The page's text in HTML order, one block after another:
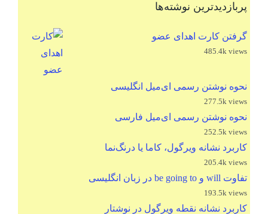
پربازدیدترین نوشته‌ها
گرفتن کارت اهدای عضو
485.4k views
نحوه نوشتن رسمی ای‌میل انگلیسی
277.5k views
نحوه نوشتن رسمی ای‌میل فارسی
252.5k views
کاربرد نشانه ویرگول، کاما یا درنگ‌نما
205.4k views
تفاوت will و be going to در زبان انگلیسی
193.5k views
کاربرد نشانه نقطه ویرگول در نوشتار